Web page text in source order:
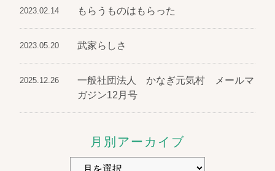
2023.02.14 もらうものはもらった
2023.05.20 武家らしさ
2025.12.26
一般社団法人 かなぎ元気村 メールマ
ガジン12月号
月別アーカイブ